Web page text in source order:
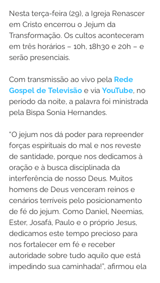
Nesta terça-feira (29), a Igreja Renascer
em Cristo encerrou o Jejum da
Transformação. Os cultos aconteceram
em três horários – 10h, 18h30 e 20h – e
serão presenciais.
Com transmissão ao vivo pela Rede
Gospel de Televisão e via YouTube, no
período da noite, a palavra foi ministrada
pela Bispa Sonia Hernandes.
“O jejum nos dá poder para repreender
forças espirituais do mal e nos reveste
de santidade, porque nos dedicamos à
oração e à busca disciplinada da
interferência de nosso Deus. Muitos
homens de Deus venceram reinos e
cenários terríveis pelo posicionamento
de fé do jejum. Como Daniel, Neemias,
Ester, Josafá, Paulo e o próprio Jesus,
dedicamos este tempo precioso para
nos fortalecer em fé e receber
autoridade sobre tudo aquilo que está
impedindo sua caminhada!”, afirmou ela